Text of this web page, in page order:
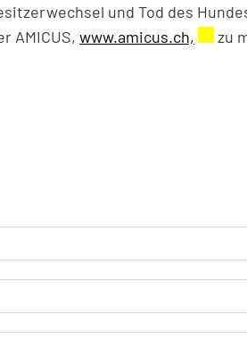
und Tod des
AMICUS, www.amicus.ch, zu